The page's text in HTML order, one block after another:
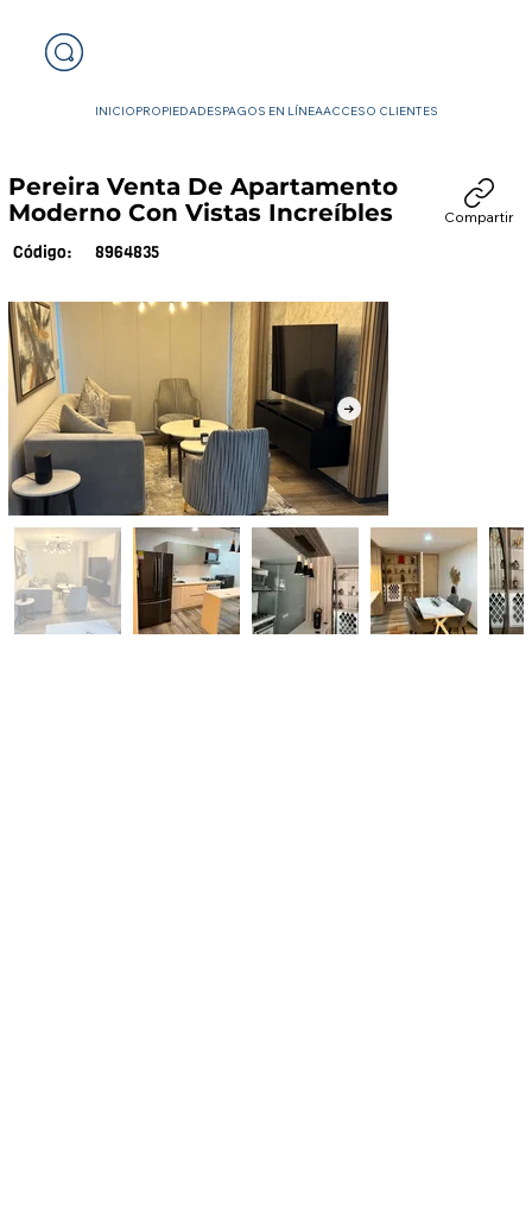
INICIOPROPIEDADESPAGOS EN LÍNEAACCESO CLIENTES
Pereira Venta De Apartamento
Moderno Con Vistas Increíbles
Código: 8964835
Compartir